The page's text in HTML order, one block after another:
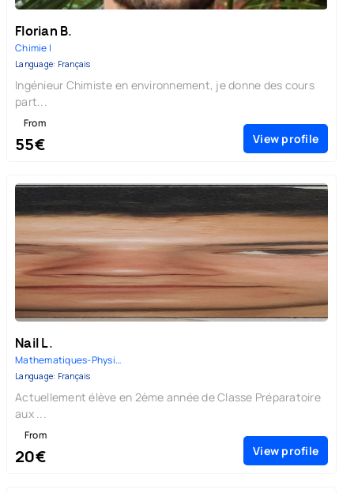
Florian B.
Chimie |
Language: Français
Ingénieur Chimiste en environnement, je donne des cours
part...
From
55€ View profile
Nail L.
Mathematiques-Physique | Sii-M...
Language: Français
Actuellement élève en 2ème année de Classe Préparatoire
aux ...
From
20€ View profile